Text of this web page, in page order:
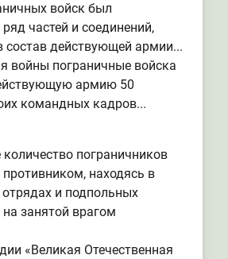
войск был
частей и соединений,
состав действующей армии...
войны пограничные войска
армию 50
командных кадров...
пограничников
противником, находясь в
отрядах и подпольных
занятой врагом
«Великая Отечественная